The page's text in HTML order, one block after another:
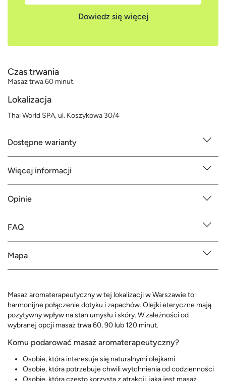
Dowiedz się więcej
Czas trwania
Masaż trwa 60 minut.
Lokalizacja
Thai World SPA, ul. Koszykowa 30/4
Dostępne warianty
Więcej informacji
Opinie
FAQ
Mapa
Masaż aromaterapeutyczny w tej lokalizacji w Warszawie to
harmonijne połączenie dotyku i zapachów. Olejki eteryczne mają
pozytywny wpływ na stan umysłu i skóry. W zależności od
wybranej opcji masaż trwa 60, 90 lub 120 minut.
Komu podarować masaż aromaterapeutyczny?
Osobie, która interesuje się naturalnymi olejkami
Osobie, która potrzebuje chwili wytchnienia od codzienności
Osobie, która często korzysta z atrakcji, jaką jest masaż